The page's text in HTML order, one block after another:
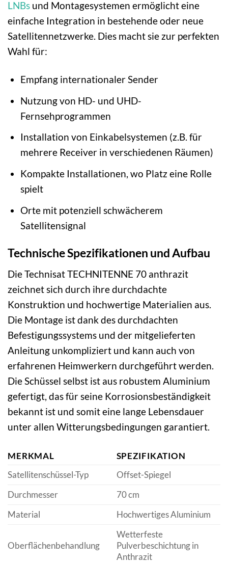
LNBs und Montagesystemen ermöglicht eine
einfache Integration in bestehende oder neue
Satellitennetzwerke. Dies macht sie zur perfekten
Wahl für:
Empfang internationaler Sender
Nutzung von HD- und UHD-
Fernsehprogrammen
Installation von Einkabelsystemen (z.B. für
mehrere Receiver in verschiedenen Räumen)
Kompakte Installationen, wo Platz eine Rolle
spielt
Orte mit potenziell schwächerem
Satellitensignal
Technische Spezifikationen und Aufbau
Die Technisat TECHNITENNE 70 anthrazit
zeichnet sich durch ihre durchdachte
Konstruktion und hochwertige Materialien aus.
Die Montage ist dank des durchdachten
Befestigungssystems und der mitgelieferten
Anleitung unkompliziert und kann auch von
erfahrenen Heimwerkern durchgeführt werden.
Die Schüssel selbst ist aus robustem Aluminium
gefertigt, das für seine Korrosionsbeständigkeit
bekannt ist und somit eine lange Lebensdauer
unter allen Witterungsbedingungen garantiert.
MERKMAL
SPEZIFIKATION
Satellitenschüssel-Typ
Offset-Spiegel
Durchmesser
70 cm
Material
Hochwertiges Aluminium
Oberflächenbehandlung
Wetterfeste
Pulverbeschichtung in
Anthrazit